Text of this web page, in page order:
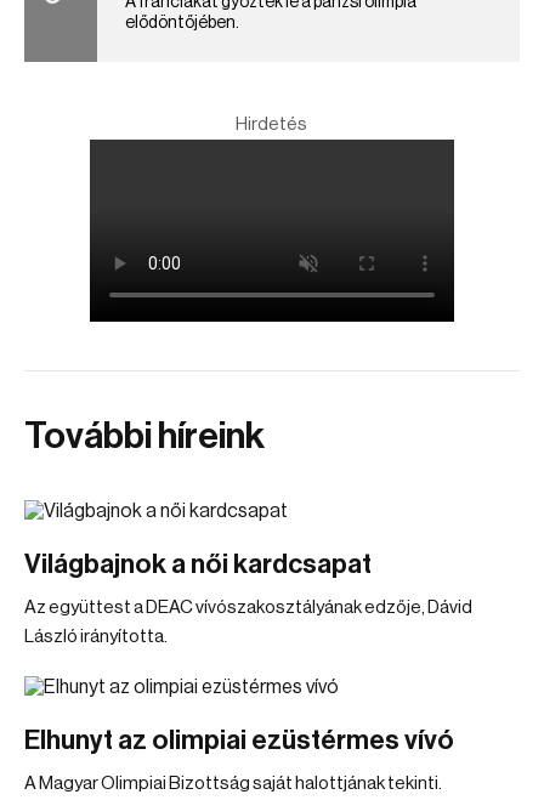
elődöntőjében.
Hirdetés
További híreink
Világbajnok a női kardcsapat
Az együttest a DEAC vívószakosztályának edzője, Dávid
László irányította.
Elhunyt az olimpiai ezüstérmes vívó
A Magyar Olimpiai Bizottság saját halottjának tekinti.